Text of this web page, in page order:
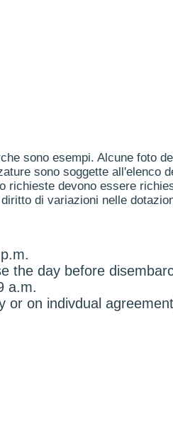
sono esempi. Alcune foto
sono soggette all'elenco
richieste devono essere
di variazioni nelle
the day before
a.m.
or on indivdual